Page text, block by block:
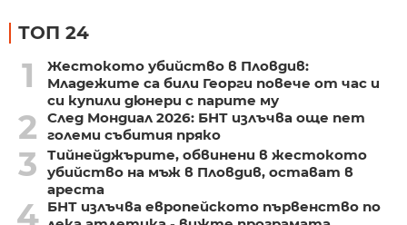
ТОП 24
1
Жестокото убийство в Пловдив:
Младежите са били Георги повече от час и
си купили дюнери с парите му
2
След Мондиал 2026: БНТ излъчва още пет
големи събития пряко
3
Тийнейджърите, обвинени в жестокото
убийство на мъж в Пловдив, остават в
ареста
4 БНТ излъчва европейското първенство по